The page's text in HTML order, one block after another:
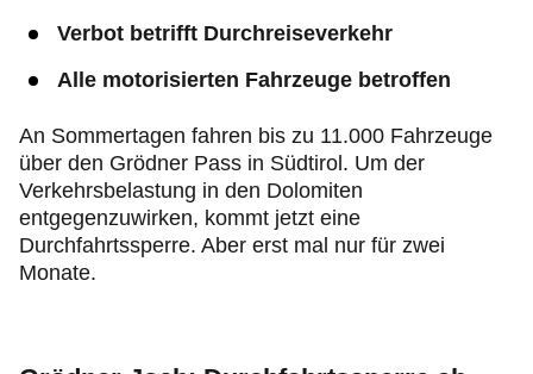
Verbot betrifft Durchreiseverkehr
Alle motorisierten Fahrzeuge betroffen
An Sommertagen fahren bis zu 11.000 Fahrzeuge
über den Grödner Pass in Südtirol. Um der
Verkehrsbelastung in den Dolomiten
entgegenzuwirken, kommt jetzt eine
Durchfahrtssperre. Aber erst mal nur für zwei
Monate.